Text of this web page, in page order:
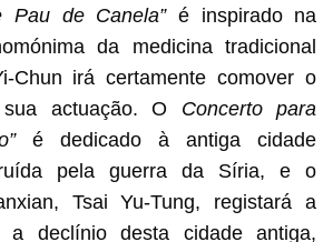
Pau de Canela”é inspirado na
da medicina tradicional
Chun irá certamente comover o
actuação. O Concerto para
é dedicado à antiga cidade
pela guerra da Síria, e o
Tsai Yu-Tung, registará a
a declínio desta cidade antiga,